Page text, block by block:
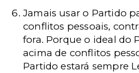
Jamais usar o Partido
conflitos pessoais,
fora. Porque o ideal do
acima de conflitos
Partido estará sempre